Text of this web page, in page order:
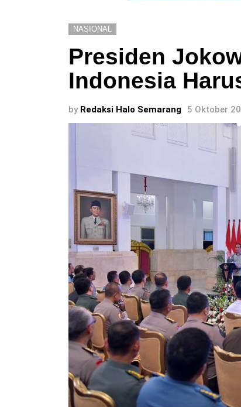
NASIONAL
Presiden
Indonesia
by Redaksi Halo Semarang 5 Oktober